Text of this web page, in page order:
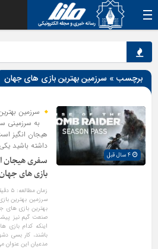
برچسب » سرزمین بهترین بازی های جهان
سرزمین
به سرزمینی
هیجان انگیز
داشته باشید
سفری هیجان
بازی های
زمان مطالعه: ۵
سرزمین بهترین
بهترین بازی های
صنعت گیم نیز
اینکه کدام بازی
باشند، کار بسی
مدعیان این عنوان